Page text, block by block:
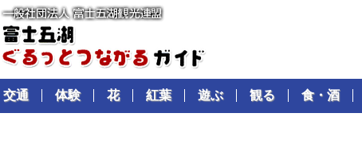
交通 体験 花 紅葉 遊ぶ 観る 食・酒